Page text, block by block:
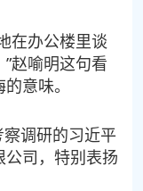
在办公楼里谈
赵喻明这句看
意味。
调研的习近平
司，特别表扬